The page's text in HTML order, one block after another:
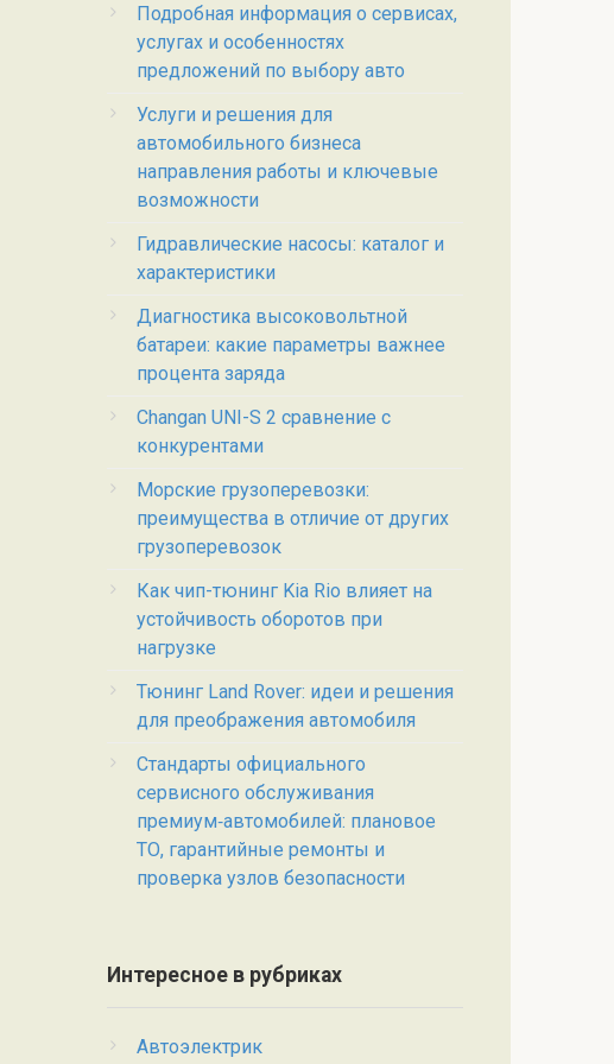
Подробная информация о сервисах,
услугах и особенностях
предложений по выбору авто
Услуги и решения для
автомобильного бизнеса
направления работы и ключевые
возможности
Гидравлические насосы: каталог и
характеристики
Диагностика высоковольтной
батареи: какие параметры важнее
процента заряда
Changan UNI-S 2 сравнение с
конкурентами
Морские грузоперевозки:
преимущества в отличие от других
грузоперевозок
Как чип-тюнинг Kia Rio влияет на
устойчивость оборотов при
нагрузке
Тюнинг Land Rover: идеи и решения
для преображения автомобиля
Стандарты официального
сервисного обслуживания
премиум‑автомобилей: плановое
ТО, гарантийные ремонты и
проверка узлов безопасности
Интересное в рубриках
Автоэлектрик